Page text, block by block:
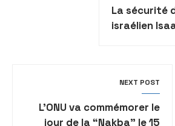
La sécurité
israélien
NEXT POST
L’ONU va commémorer le
jour de la “Nakba” le 15